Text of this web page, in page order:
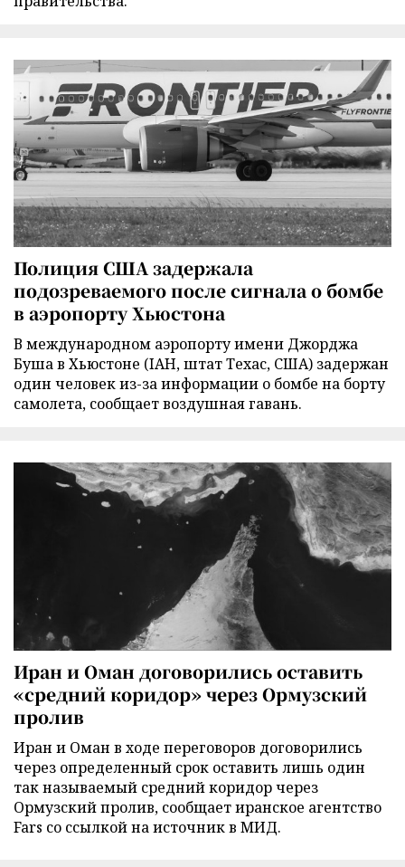
Полиция США задержала
подозреваемого после сигнала о бомбе
в аэропорту Хьюстона
В международном аэропорту имени Джорджа
Буша в Хьюстоне (IAH, штат Техас, США) задержан
один человек из-за информации о бомбе на борту
самолета, сообщает воздушная гавань.
Иран и Оман договорились оставить
«средний коридор» через Ормузский
пролив
Иран и Оман в ходе переговоров договорились
через определенный срок оставить лишь один
так называемый средний коридор через
Ормузский пролив, сообщает иранское агентство
Fars со ссылкой на источник в МИД.